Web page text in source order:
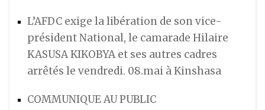
L’AFDC exige la libération de son vice-
président National, le camarade Hilaire
KASUSA KIKOBYA et ses autres cadres
arrêtés le vendredi. 08.mai à Kinshasa
COMMUNIQUE AU PUBLIC